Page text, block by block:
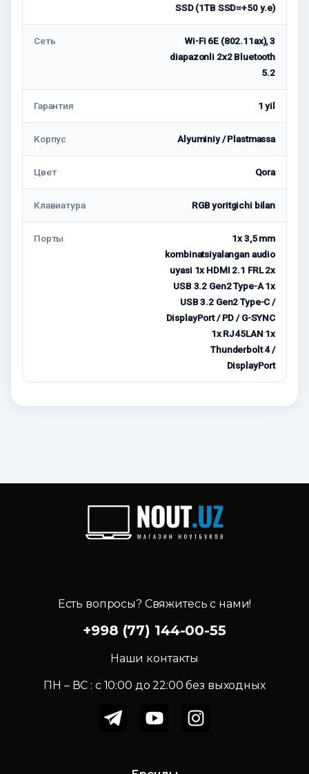
SSD (1TB SSD=+50 у.е)
Сеть
Wi-Fi 6E (802.11ax), 3
diapazonli 2x2 Bluetooth
5.2
Гарантия 1 yil
Корпус Alyuminiy / Plastmassa
Цвет Qora
Клавиатура RGB yoritgichi bilan
Порты
1x 3,5 mm
kombinatsiyalangan audio
uyasi 1x HDMI 2.1 FRL 2x
USB 3.2 Gen2 Type-A 1x
USB 3.2 Gen2 Type-C /
DisplayPort / PD / G-SYNC
1x RJ45LAN 1x
Thunderbolt 4 /
DisplayPort
Есть вопросы? Свяжитесь с нами!
+998 (77) 144-00-55
Наши контакты
ПН – ВС : c 10:00 до 22:00 без выходных